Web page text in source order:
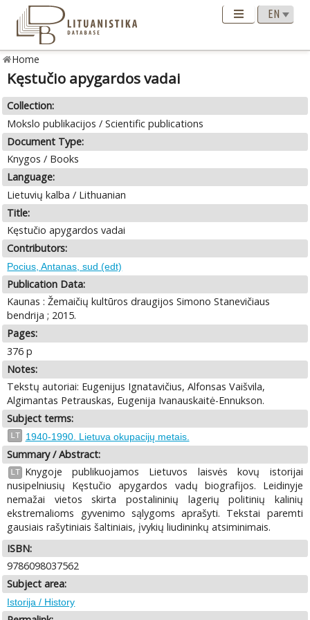
Home
Kęstučio apygardos vadai
Collection:
Mokslo publikacijos / Scientific publications
Document Type:
Knygos / Books
Language:
Lietuvių kalba / Lithuanian
Title:
Kęstučio apygardos vadai
Contributors:
Pocius, Antanas, sud (edt)
Publication Data:
Kaunas : Žemaičių kultūros draugijos Simono Stanevičiaus
bendrija ; 2015.
Pages:
376 p
Notes:
Tekstų autoriai: Eugenijus Ignatavičius, Alfonsas Vaišvila,
Algimantas Petrauskas, Eugenija Ivanauskaitė-Ennukson.
Subject terms:
LT 1940-1990. Lietuva okupacijų metais.
Summary / Abstract:
LT
Knygoje publikuojamos Lietuvos laisvės kovų istorijai
nusipelniusių Kęstučio apygardos vadų biografijos. Leidinyje
nemažai vietos skirta postalininių lagerių politinių kalinių
ekstremalioms gyvenimo sąlygoms aprašyti. Tekstai paremti
gausiais rašytiniais šaltiniais, įvykių liudininkų atsiminimais.
ISBN:
9786098037562
Subject area:
Istorija / History